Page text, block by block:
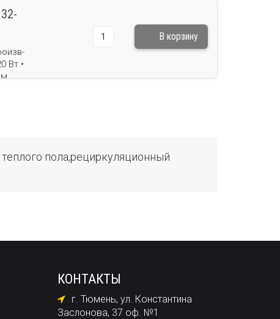
Вт •
пола,рециркуляционный
КОНТАКТЫ
г. Тюмень, ул. Константина
Заслонова, 37 оф. №1